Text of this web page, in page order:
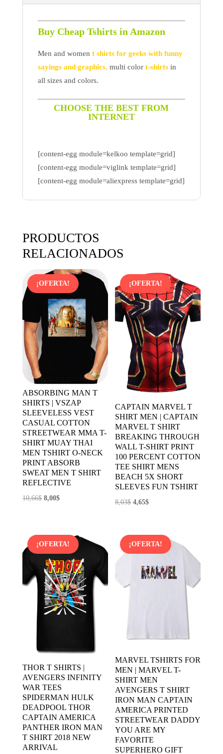
Buy Cheap Tshirts in Amazon
Men and women t shirts for geeks with funny
sayings and graphics, multi color t-shirtsin
all sizes and colors.
CHOOSE THE BEST FROM
INTERNET
[content-egg module=kelkoo template=grid]
[content-egg module=viglink template=grid]
[content-egg module=aliexpress template=grid]
PRODUCTOS
RELACIONADOS
¡OFERTA!
ABSORBING MAN T
SHIRTS | VSZAP
SLEEVELESS VEST
CASUAL COTTON
STREETWEAR MMA T-
SHIRT MUAY THAI
MEN TSHIRT O-NECK
PRINT ABSORB
SWEAT MEN T SHIRT
REFLECTIVE
10,66$ El
era:
8,00$El
es:
8,00$.
¡OFERTA!
CAPTAIN MARVEL T
SHIRT MEN | CAPTAIN
MARVEL T SHIRT
BREAKING THROUGH
WALL T-SHIRT PRINT
100 PERCENT COTTON
TEE SHIRT MENS
BEACH 5X SHORT
SLEEVES FUN TSHIRT
8,03$ El
era:
8,03$.
4,65$El
es:
4,65$.
¡OFERTA!
THOR T SHIRTS |
AVENGERS INFINITY
WAR TEES
SPIDERMAN HULK
DEADPOOL THOR
CAPTAIN AMERICA
PANTHER IRON MAN
T SHIRT 2018 NEW
ARRIVAL
¡OFERTA!
MARVEL TSHIRTS FOR
MEN | MARVEL T-
SHIRT MEN
AVENGERS T SHIRT
IRON MAN CAPTAIN
AMERICA PRINTED
STREETWEAR DADDY
YOU ARE MY
FAVORITE
SUPERHERO GIFT